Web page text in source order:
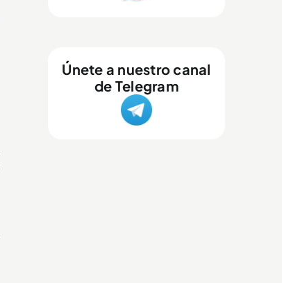
Únete a nuestro canal
de Telegram